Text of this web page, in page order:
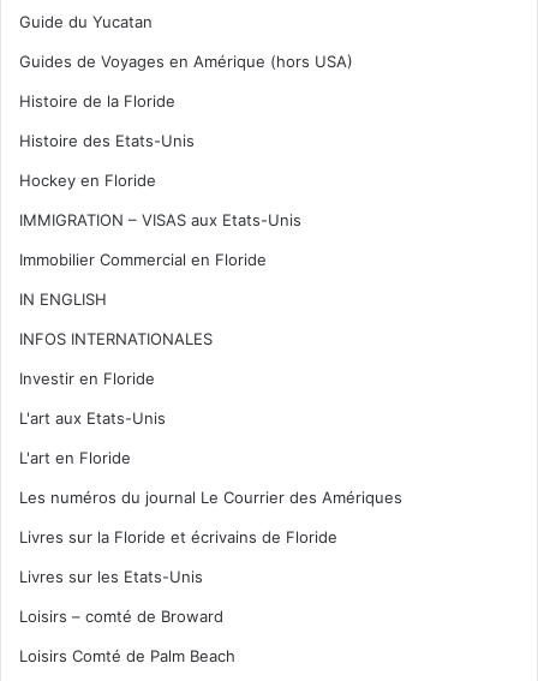
Guide du Yucatan
Guides de Voyages en Amérique (hors USA)
Histoire de la Floride
Histoire des Etats-Unis
Hockey en Floride
IMMIGRATION – VISAS aux Etats-Unis
Immobilier Commercial en Floride
IN ENGLISH
INFOS INTERNATIONALES
Investir en Floride
L'art aux Etats-Unis
L'art en Floride
Les numéros du journal Le Courrier des Amériques
Livres sur la Floride et écrivains de Floride
Livres sur les Etats-Unis
Loisirs – comté de Broward
Loisirs Comté de Palm Beach